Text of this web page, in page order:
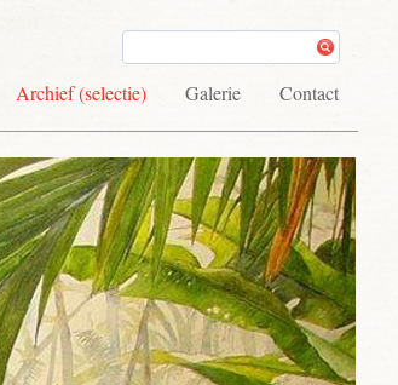
Archief (selectie) Galerie Contact